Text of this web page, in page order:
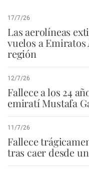
17/7/26
Las aerolíneas
vuelos a Emiratos
región
12/7/26
Fallece a los 24
emiratí Mustafa
11/7/26
Fallece
tras caer desde